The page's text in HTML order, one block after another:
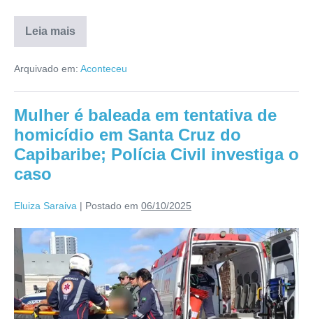
Leia mais
Arquivado em: Aconteceu
Mulher é baleada em tentativa de
homicídio em Santa Cruz do
Capibaribe; Polícia Civil investiga o
caso
Eluiza Saraiva | Postado em 06/10/2025